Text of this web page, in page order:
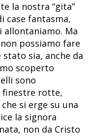
la nostra “gita”
case fantasma,
allontaniamo. Ma
possiamo fare
sia, anche da
scoperto
sono
finestre rotte,
si erge su una
la signora
non da Cristo